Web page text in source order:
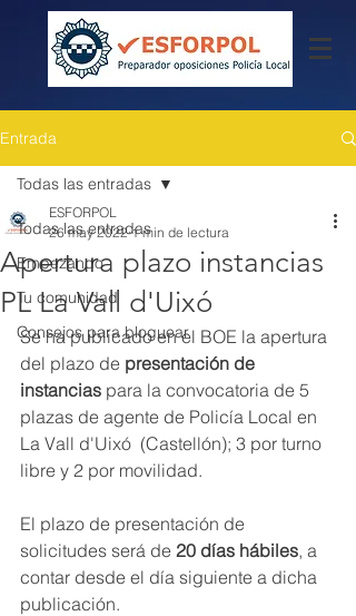
Entrada
Todas las entradas
Empezando
Tu comunidad
Consejos para bloguear
Todas las entradas
Apertura plazo instancias
PL La Vall d'Uixó
ESFORPOL
26 may 2022 1 min de lectura
Se ha publicado en el BOE la apertura
del plazo de presentación de
instancias para la convocatoria de 5
plazas de agente de Policía Local en
La Vall d'Uixó  (Castellón); 3 por turno
libre y 2 por movilidad.
El plazo de presentación de
solicitudes será de 20 días hábiles, a
contar desde el día siguiente a dicha
publicación.